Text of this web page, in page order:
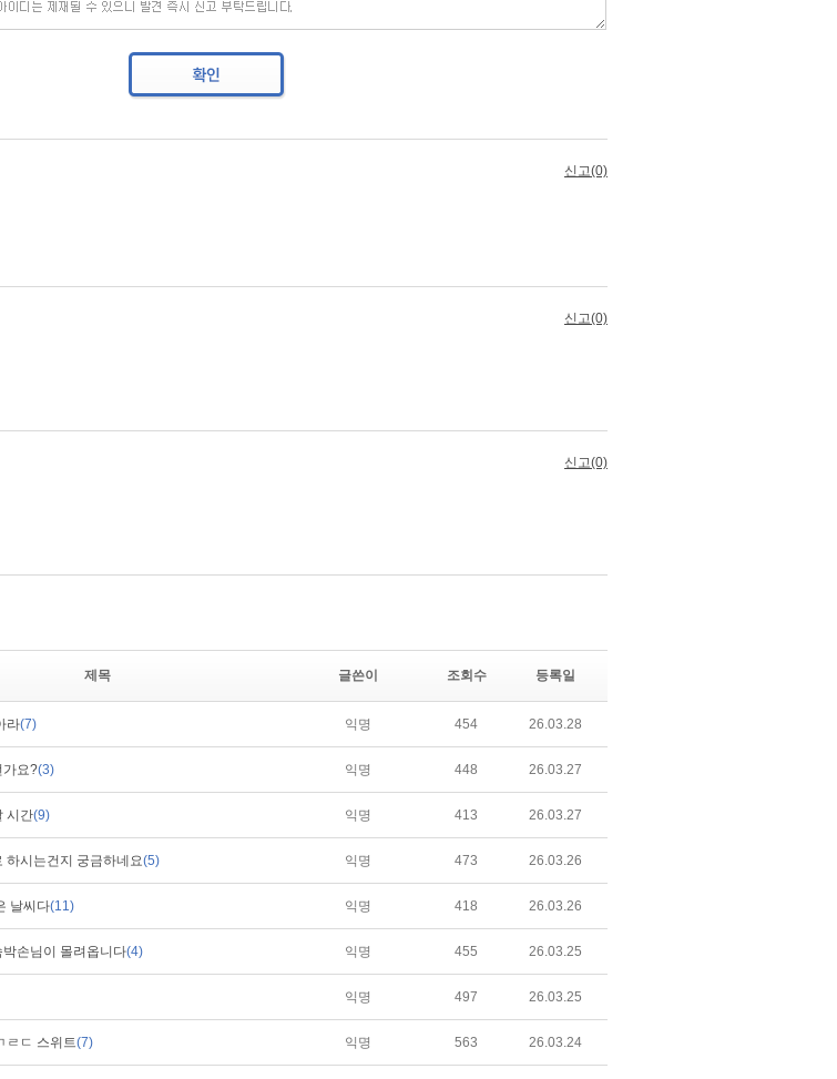
제목 글쓴이 조회수 등록일
라(7) 익명 454 26.03.28
가요?(3) 익명 448 26.03.27
시간(9) 익명 413 26.03.27
하시는건지 궁금하네요(5) 익명 473 26.03.26
날씨다(11) 익명 418 26.03.26
손님이 몰려옵니다(4) 익명 455 26.03.25
익명 497 26.03.25
ㄹㄷ 스위트(7) 익명 563 26.03.24